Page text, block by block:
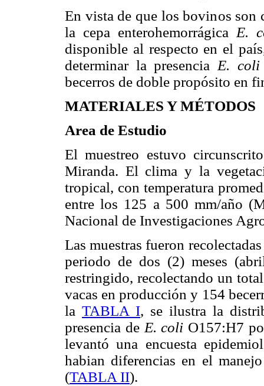
En vista de que los bovinos son
la cepa enterohemorrágica E.
disponible al respecto en el
determinar la presencia E.
becerros de doble propósito en
MATERIALES Y MÉTODOS
Area de Estudio
El muestreo estuvo
Miranda. El clima y la
tropical, con temperatura
entre los 125 a 500 mm/año
Nacional de Investigaciones
Las muestras fueron
periodo de dos (2) meses
restringido, recolectando un
vacas en producción y 154
la TABLA I, se ilustra la
presencia de E. coli O157:H7
levantó una encuesta
habian diferencias en el
(TABLA II).